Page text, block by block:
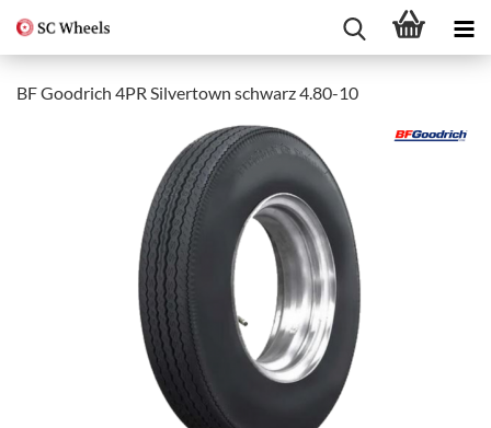
BF Goodrich 4PR Silvertown schwarz 4.80-10